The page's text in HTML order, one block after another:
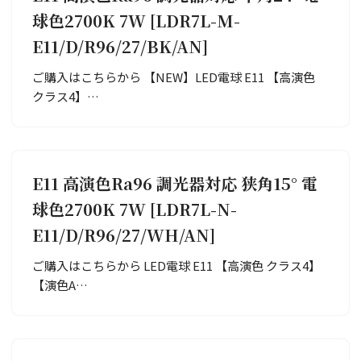
球色2700K 7W [LDR7L-M-
E11/D/R96/27/BK/AN]
ご購入はこちらから 【NEW】LED電球 E11 【高演色
クラス4】…
E11 高演色Ra96 調光器対応 狭角15° 電
球色2700K 7W [LDR7L-N-
E11/D/R96/27/WH/AN]
ご購入はこちらから LED電球 E11 【高演色 クラス4】
【演色A…